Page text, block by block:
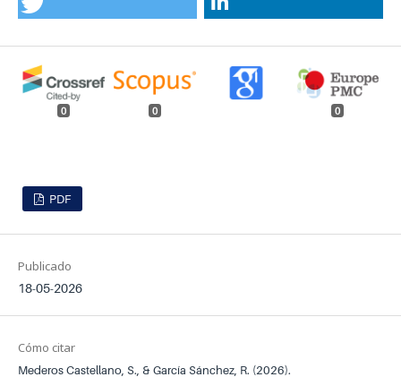
PDF
Publicado
18-05-2026
Cómo citar
Mederos Castellano, S., & García Sánchez, R. (2026).
0 0 0